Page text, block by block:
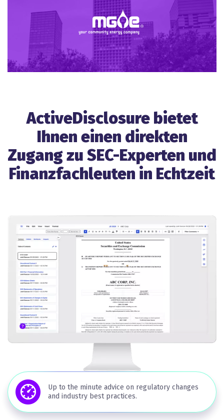
ActiveDisclosure bietet
Ihnen einen direkten
Zugang zu SEC-Experten und
Finanzfachleuten in Echtzeit
Up to the minute advice on regulatory changes
and industry best practices.